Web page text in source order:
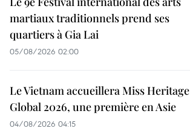
martiaux traditionnels prend ses
quartiers à Gia Lai
05/08/2026 02:00
Le Vietnam accueillera Miss Heritage
Global 2026, une première en Asie
04/08/2026 04:15